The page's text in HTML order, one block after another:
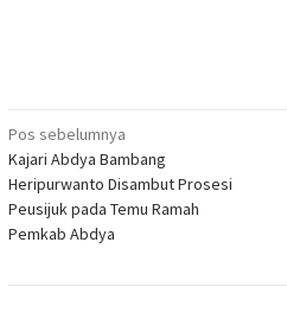
Navigasi
pos
Pos sebelumnya
Kajari Abdya Bambang
Heripurwanto Disambut Prosesi
Peusijuk pada Temu Ramah
Pemkab Abdya